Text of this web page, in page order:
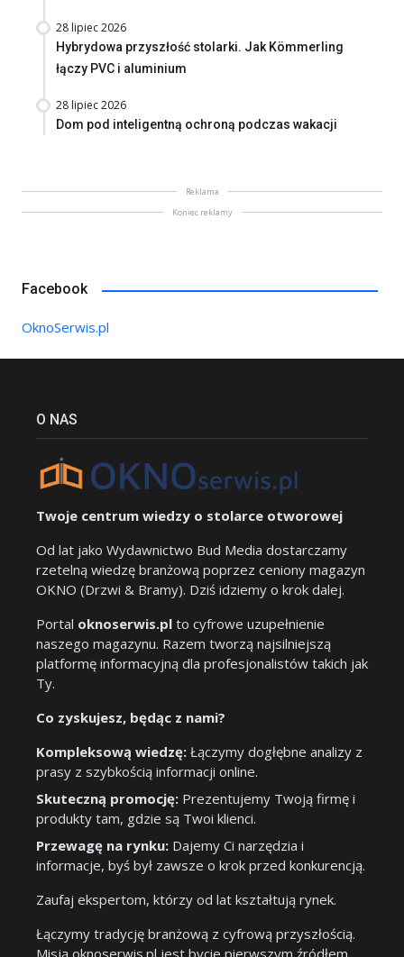
28 lipiec 2026
Hybrydowa przyszłość stolarki. Jak Kömmerling
łączy PVC i aluminium
28 lipiec 2026
Dom pod inteligentną ochroną podczas wakacji
Reklama
Koniec reklamy
Facebook
OknoSerwis.pl
O NAS
Twoje centrum wiedzy o stolarce otworowej
Od lat jako Wydawnictwo Bud Media dostarczamy
rzetelną wiedzę branżową poprzez ceniony magazyn
OKNO (Drzwi & Bramy). Dziś idziemy o krok dalej.
Portal oknoserwis.pl to cyfrowe uzupełnienie
naszego magazynu. Razem tworzą najsilniejszą
platformę informacyjną dla profesjonalistów takich jak
Ty.
Co zyskujesz, będąc z nami?
Kompleksową wiedzę: Łączymy dogłębne analizy z
prasy z szybkością informacji online.
Skuteczną promocję: Prezentujemy Twoją firmę i
produkty tam, gdzie są Twoi klienci.
Przewagę na rynku: Dajemy Ci narzędzia i
informacje, byś był zawsze o krok przed konkurencją.
Zaufaj ekspertom, którzy od lat kształtują rynek.
Łączymy tradycję branżową z cyfrową przyszłością.